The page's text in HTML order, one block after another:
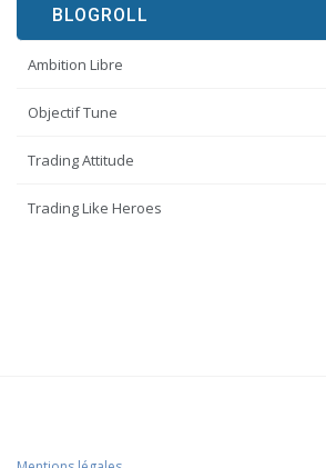
BLOGROLL
Ambition Libre
Objectif Tune
Trading Attitude
Trading Like Heroes